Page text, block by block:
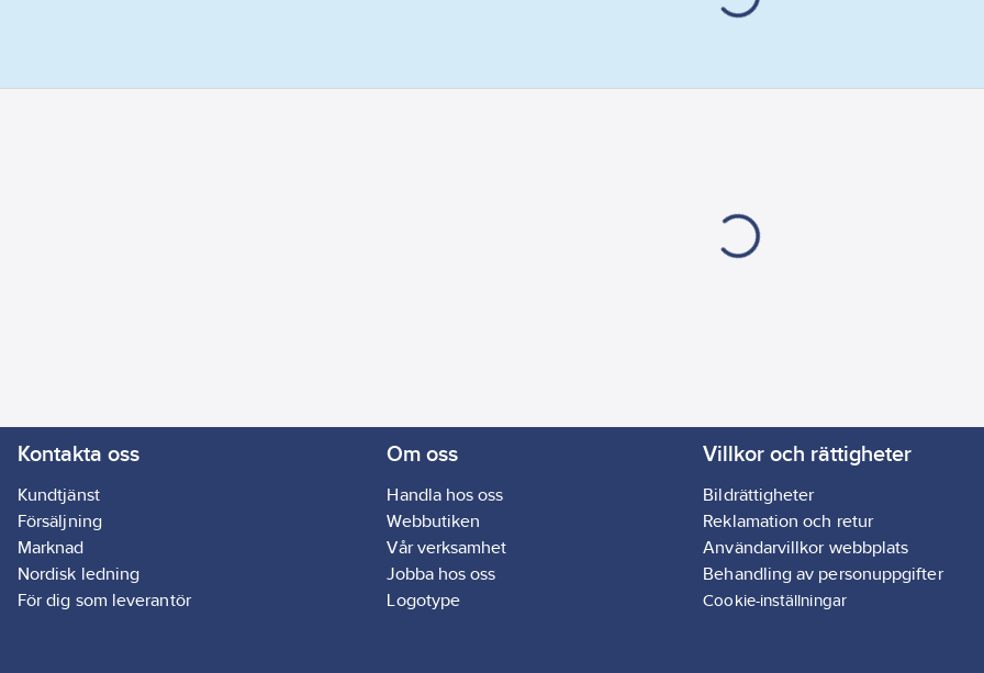
Kontakta oss
Kundtjänst
Försäljning
Marknad
Nordisk ledning
För dig som leverantör
Om oss
Handla hos oss
Webbutiken
Vår verksamhet
Jobba hos oss
Logotype
Villkor och rättigheter
Bildrättigheter
Reklamation och retur
Användarvillkor webbplats
Behandling av personuppgifter
Cookie-inställningar